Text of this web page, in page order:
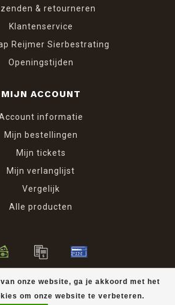
onze website, ga je akkoord met het
om onze website te verbeteren.
& retourneren
Klantenservice
Reijmer Sierbestrating
Openingstijden
MIJN ACCOUNT
informatie
Mijn bestellingen
Mijn tickets
Mijn verlanglijst
Vergelijk
Alle producten
2026 Reijmer Sierbestrating